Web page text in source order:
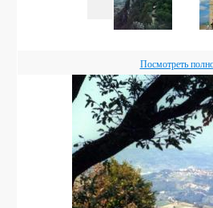
Посмотреть